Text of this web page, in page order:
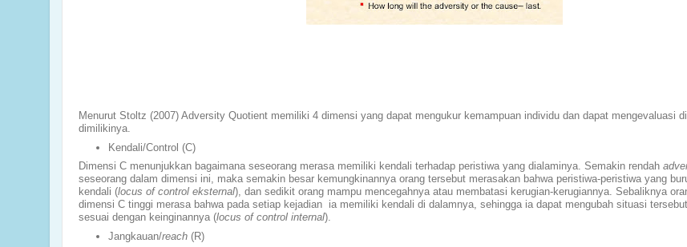
Menurut Stoltz (2007) Adversity Quotient memiliki 4 dimensi yang dapat mengukur kemampuan individu dan dapat mengevaluasi
dimilikinya.
Kendali/Control (C)
Dimensi C menunjukkan bagaimana seseorang merasa memiliki kendali terhadap peristiwa yang dialaminya. Semakin rendah
seseorang dalam dimensi ini, maka semakin besar kemungkinannya orang tersebut merasakan bahwa peristiwa-peristiwa yang
kendali (locus of control eksternal), dan sedikit orang mampu mencegahnya atau membatasi kerugian-kerugiannya. Sebaliknya
dimensi C tinggi merasa bahwa pada setiap kejadian ia memiliki kendali di dalamnya, sehingga ia dapat mengubah situasi
sesuai dengan keinginannya (locus of control internal).
Jangkauan/reach (R)